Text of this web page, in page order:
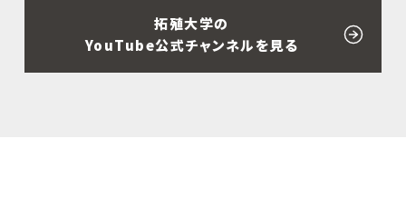
拓殖大学の
YouTube公式チャンネルを見る